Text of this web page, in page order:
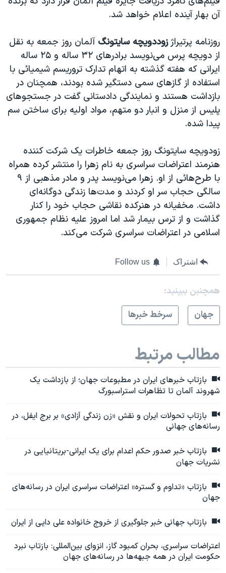
آن بهار آینده اعلام خواهد شد.
روزنامه پرتیراژزوددویچه سایتونگآلمان روز جمعه به نقل
از دویچه پرس می‌نویسد برادرهای ۳۲ ساله و ۲۵ ساله
ایرانی که هفته گذشته به اتهام تدارک تروریسم شیمیائی با
استفاده از گازهای سمی دستگیر شده بودند، همچنان در
بازداشت هستند و نمایندگی دادستانی گفت در جستجوهای
پلیس از منزل و انبار دو متهم، مواد اولیه برای ساختن سم
پیدا شده.
زودویچه سایتونگ روز جمعه خاطرات یک شرکت کننده
هنرمند اعتراضات سراسری به نام زهرا را منتشر کرده همراه
با طرح‌هائی از او. زهرا می‌نویسد پدر و مادر مذهبی از ۹
سالگی حجاب سر او کردند و مدت‌ها زندگی دوگانه‌ای
داشت. مخفیانه در هنرکده نقاشی حجاب خود را کنار
گذاشت و از ترس بیمار شد اما امروز علیه نظام جمهوری
اسلامی در اعتراضات سراسری شرکت می‌کند.
اشتراک Follow us
همچنبن ببینید:
جهان
سرخط خبرها
مطالب مرتبط
بازتاب خبرهای ایران در مطبوعات جهان؛ از بازداشت یک
شهروند آلمان تا تظاهرات استراسبورگ
بازتاب تحولات ایران و نقش «زن زندگی آزادی» بر برج ایفل، در
رسانه‌های جهانی
بازتاب خبر صدور حکم اعدام برای یک ایرانی-بریتانیایی در
نشریات جهان
بازتاب «تداوم و گستره» اعتراضات سراسری ایران در رسانه‌های
جهان
بازتاب جهانی خبر جلوگیری از خروج خانواده علی دایی از ایران
اعتراضات سراسری، بحران کمبود گاز، انزوای بین‌المللی: بازتاب نبرد
حکومت ایران در همه جبهه‌ها در رسانه‌های جهان